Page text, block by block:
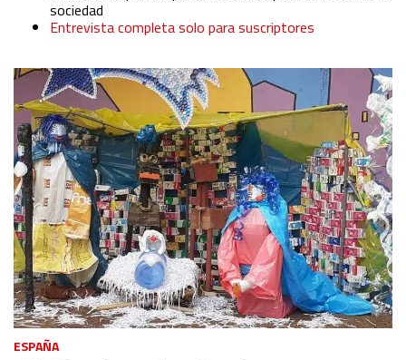
sociedad
Entrevista completa solo para suscriptores
ESPAÑA